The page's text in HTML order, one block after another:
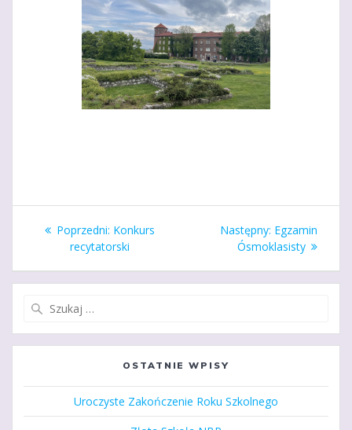
Nawigacja
wpisu
Poprzedni: Poprzedni
wpis:
Konkurs
recytatorski
Następny: Następny
wpis:
Egzamin
Ósmoklasisty
OSTATNIE WPISY
Uroczyste Zakończenie Roku Szkolnego